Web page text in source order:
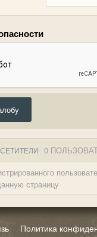
0
страницу
Политика